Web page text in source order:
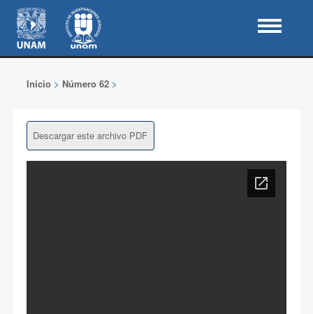
Inicio> Número 62>
Descargar este archivo PDF